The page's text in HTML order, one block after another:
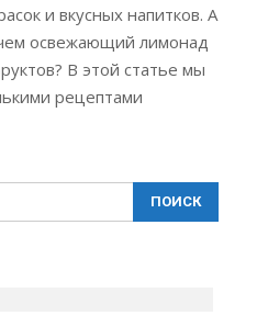
и вкусных напитков. А
освежающий лимонад
В этой статье мы
рецептами